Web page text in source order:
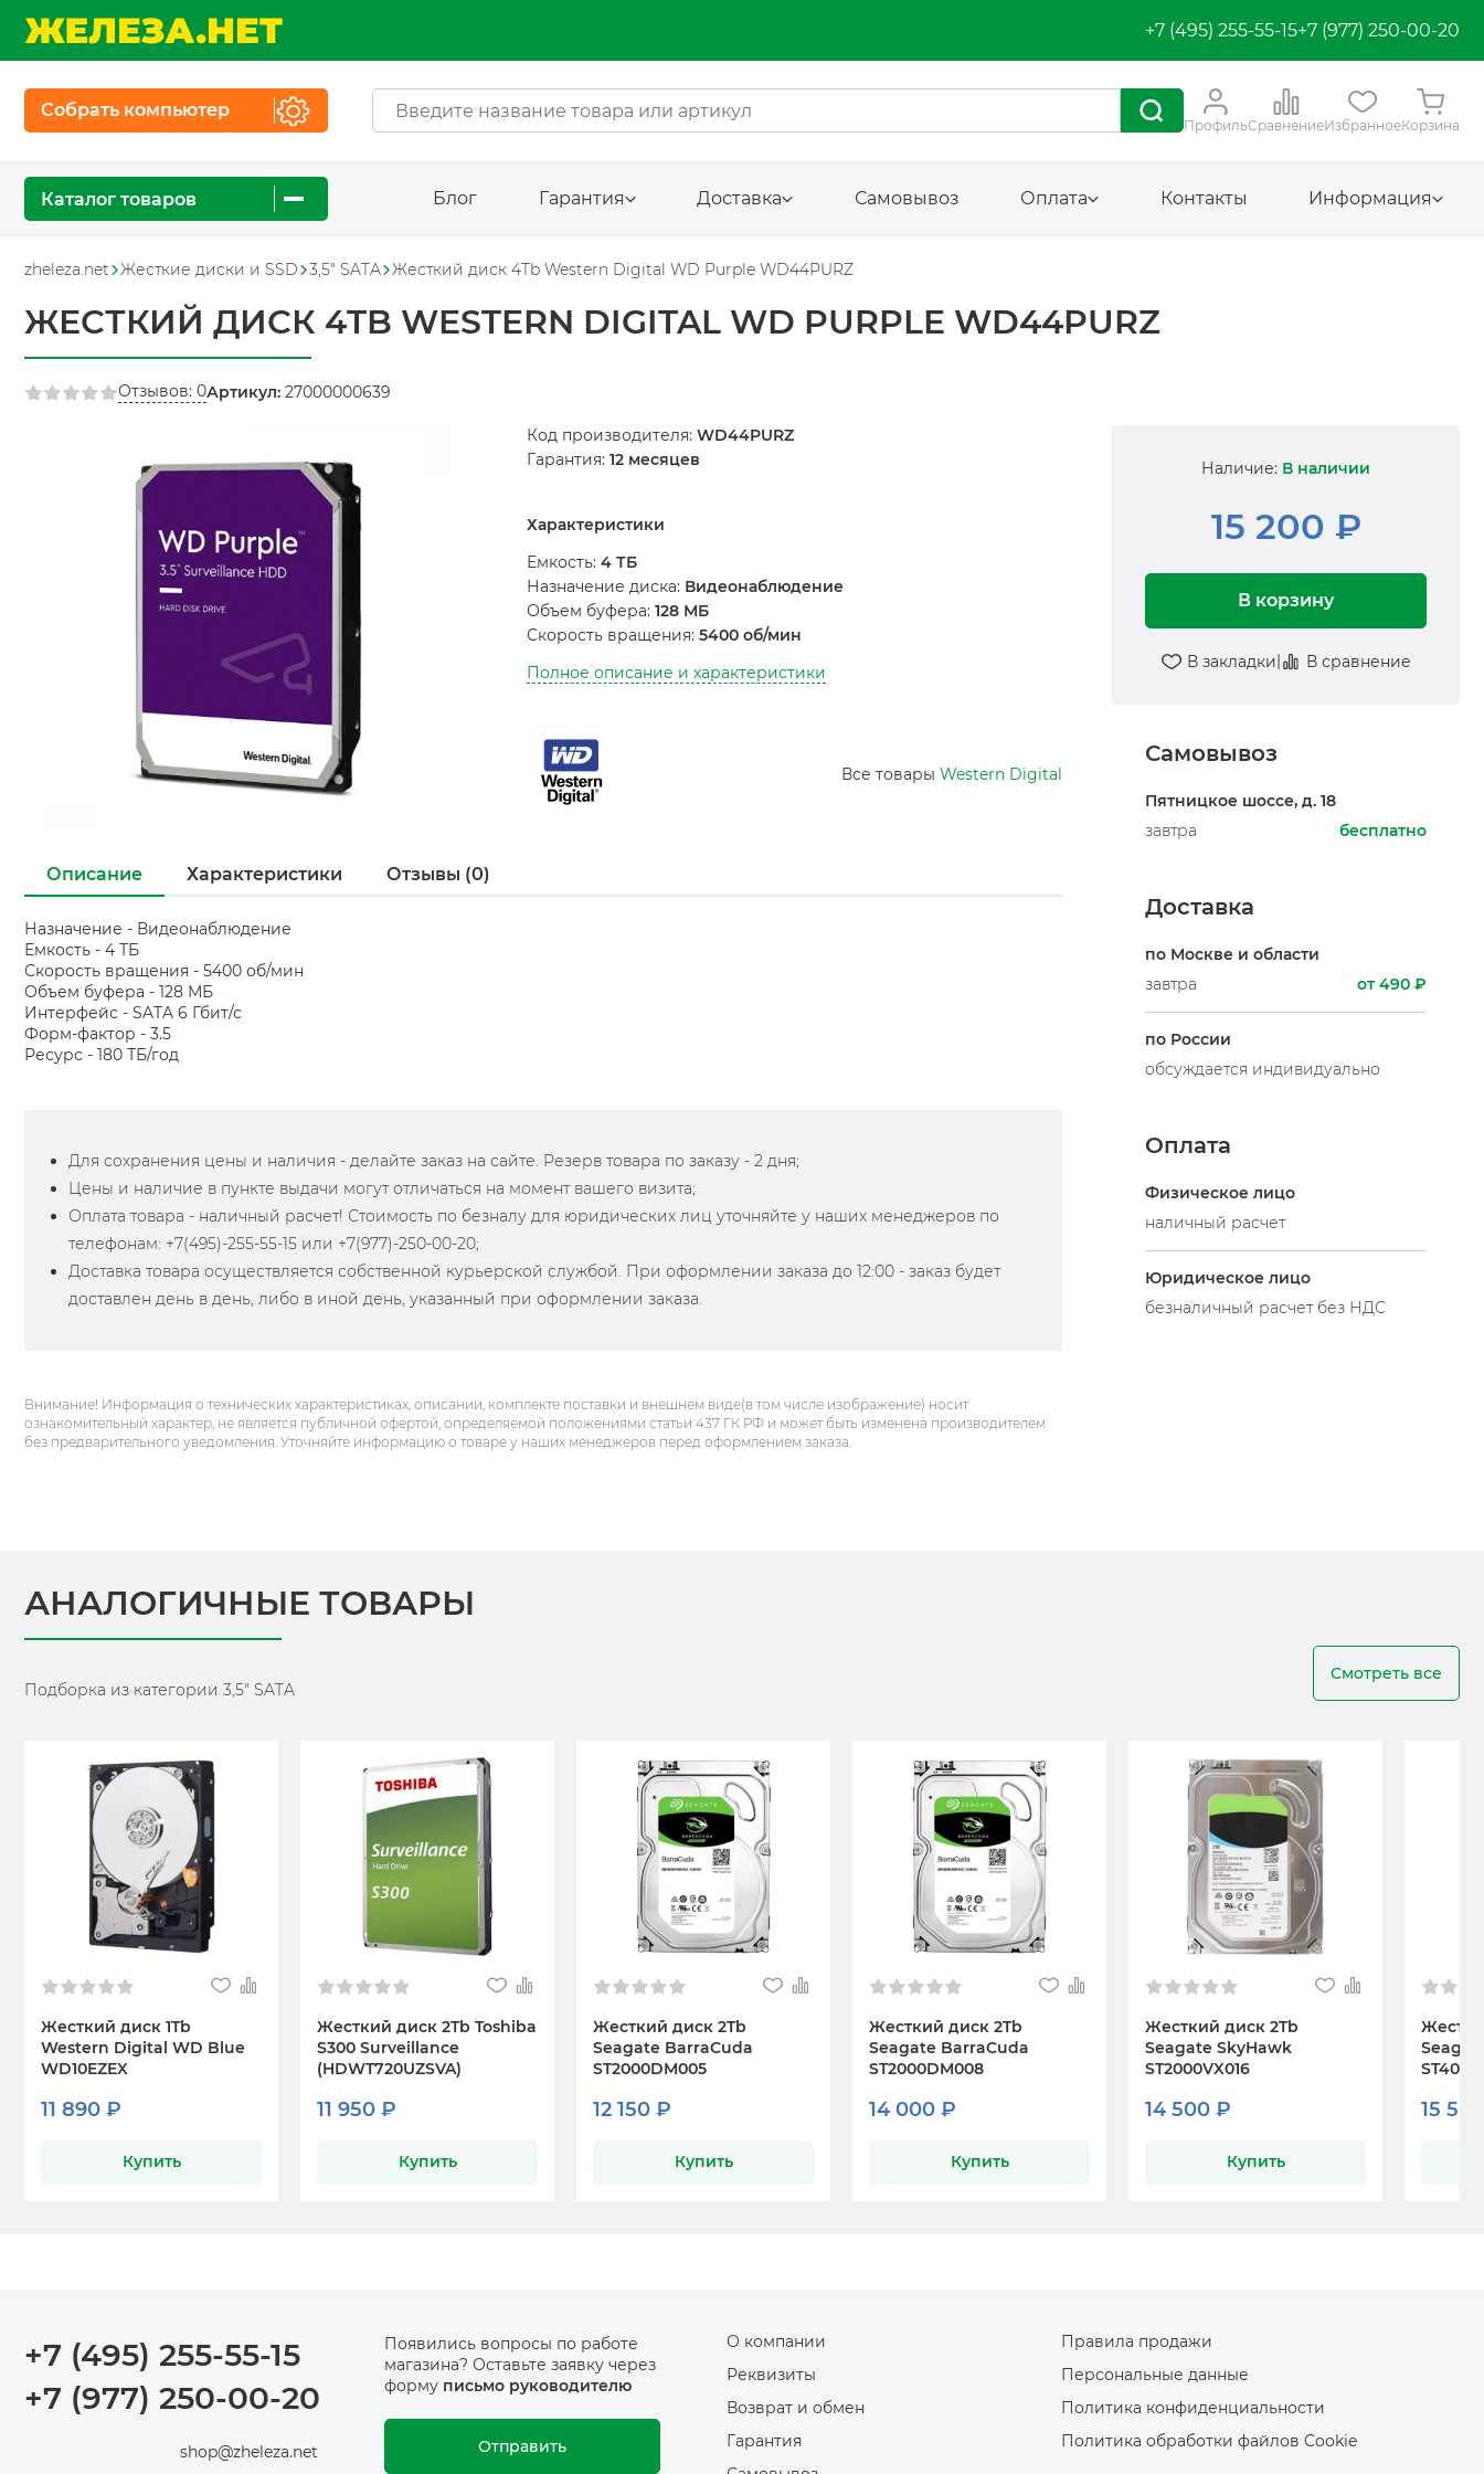
+7 (495) 255-55-15+7 (977) 250-00-20
Собрать компьютер
ПрофильСравнениеИзбранноеКорзина
Каталог товаров Блог Гарантия Доставка Самовывоз Оплата Контакты Информация
zheleza.net Жесткие диски и SSD 3,5" SATA Жесткий диск 4Tb Western Digital WD Purple WD44PURZ
ЖЕСТКИЙ ДИСК 4TB WESTERN DIGITAL WD PURPLE WD44PURZ
Отзывов: 0Артикул: 27000000639
Код производителя: WD44PURZ
Гарантия: 12 месяцев
Характеристики
Емкость: 4 ТБ
Назначение диска: Видеонаблюдение
Объем буфера: 128 МБ
Скорость вращения: 5400 об/мин
Полное описание и характеристики
Все товары Western Digital
Наличие: В наличии
15 200 ₽
В корзину
В закладки| В сравнение
Самовывоз
Пятницкое шоссе, д. 18
завтра
бесплатно
Доставка
по Москве и области
завтра
от 490 ₽
по России
обсуждается индивидуально
Оплата
Физическое лицо
наличный расчет
Юридическое лицо
безналичный расчет без НДС
Описание Характеристики Отзывы (0)
Назначение - Видеонаблюдение
Емкость - 4 ТБ
Скорость вращения - 5400 об/мин
Объем буфера - 128 МБ
Интерфейс - SATA 6 Гбит/с
Форм-фактор - 3.5
Ресурс - 180 ТБ/год
Для сохранения цены и наличия - делайте заказ на сайте. Резерв товара по заказу - 2 дня;
Цены и наличие в пункте выдачи могут отличаться на момент вашего визита;
Оплата товара - наличный расчет! Стоимость по безналу для юридических лиц уточняйте у наших менеджеров по
телефонам: +7(495)-255-55-15 или +7(977)-250-00-20;
Доставка товара осуществляется собственной курьерской службой. При оформлении заказа до 12:00 - заказ будет
доставлен день в день, либо в иной день, указанный при оформлении заказа.
Внимание! Информация о технических характеристиках, описании, комплекте поставки и внешнем виде(в том числе изображение) носит
ознакомительный характер, не является публичной офертой, определяемой положениями статьи 437 ГК РФ и может быть изменена производителем
без предварительного уведомления. Уточняйте информацию о товаре у наших менеджеров перед оформлением заказа.
АНАЛОГИЧНЫЕ ТОВАРЫ
Подборка из категории 3,5" SATA
Смотреть все
Жесткий диск 1Tb
Western Digital WD Blue
WD10EZEX
11 890 ₽
Купить
Жесткий диск 2Tb Toshiba
S300 Surveillance
(HDWT720UZSVA)
11 950 ₽
Купить
Жесткий диск 2Tb
Seagate BarraCuda
ST2000DM005
12 150 ₽
Купить
Жесткий диск 2Tb
Seagate BarraCuda
ST2000DM008
14 000 ₽
Купить
Жесткий диск 2Tb
Seagate SkyHawk
ST2000VX016
14 500 ₽
Купить
15
+7 (495) 255-55-15
+7 (977) 250-00-20
shop@zheleza.net
Появились вопросы по работе
магазина? Оставьте заявку через
форму письмо руководителю
Отправить
О компании
Реквизиты
Возврат и обмен
Гарантия
Правила продажи
Персональные данные
Политика конфиденциальности
Политика обработки файлов Cookie